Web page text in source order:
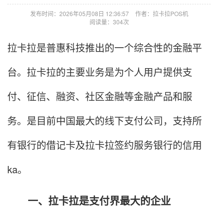
发布时间：2026年05月08日 12:36:57
作者：拉卡拉POS机
阅读量：304次
拉卡拉是普惠科技推出的一个综合性的金融平
台。拉卡拉的主要业务是为个人用户提供支
付、征信、融资、社区金融等金融产品和服
务。是目前中国最大的线下支付公司，支持所
有银行的借记卡及拉卡拉签约服务银行的信用
ka。
一、拉卡拉是支付界最大的企业